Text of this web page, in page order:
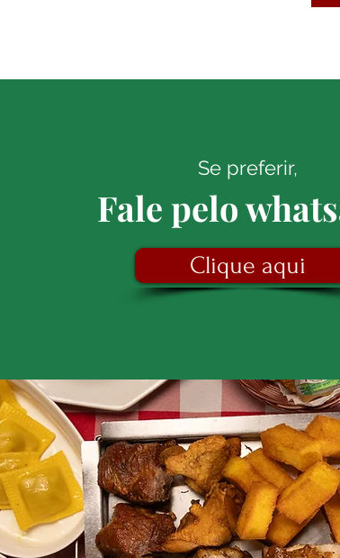
Se preferir,
Fale pelo
Clique aqui